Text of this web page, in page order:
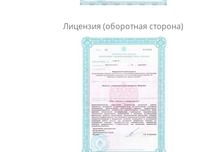
Лицензия (оборотная сторона)